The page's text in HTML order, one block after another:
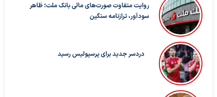
روایت متفاوت صورت‌های مالی بانک ملت؛ ظاهر
سودآور، ترازنامه سنگین
دردسر جدید برای پرسپولیس رسید